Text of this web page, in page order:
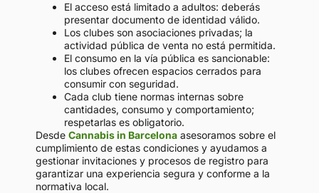
El acceso está limitado a adultos: deberás
presentar documento de identidad válido.
Los clubes son asociaciones privadas; la
actividad pública de venta no está permitida.
El consumo en la vía pública es sancionable:
los clubes ofrecen espacios cerrados para
consumir con seguridad.
Cada club tiene normas internas sobre
cantidades, consumo y comportamiento;
respetarlas es obligatorio.
Desde Cannabis in Barcelona asesoramos sobre el
cumplimiento de estas condiciones y ayudamos a
gestionar invitaciones y procesos de registro para
garantizar una experiencia segura y conforme a la
normativa local.